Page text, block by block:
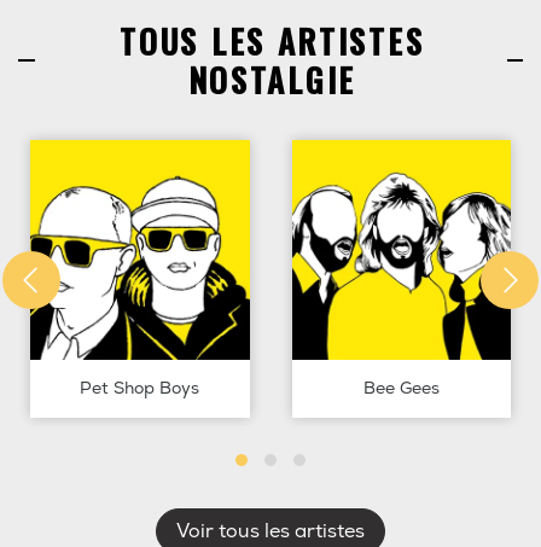
TOUS LES ARTISTES
NOSTALGIE
Pet Shop Boys Bee Gees
Voir tous les artistes